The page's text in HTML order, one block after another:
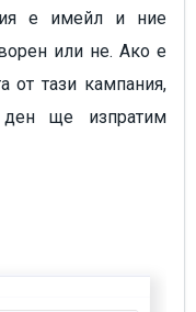
е имейл и ние
или не. Ако е
от тази кампания,
ще изпратим